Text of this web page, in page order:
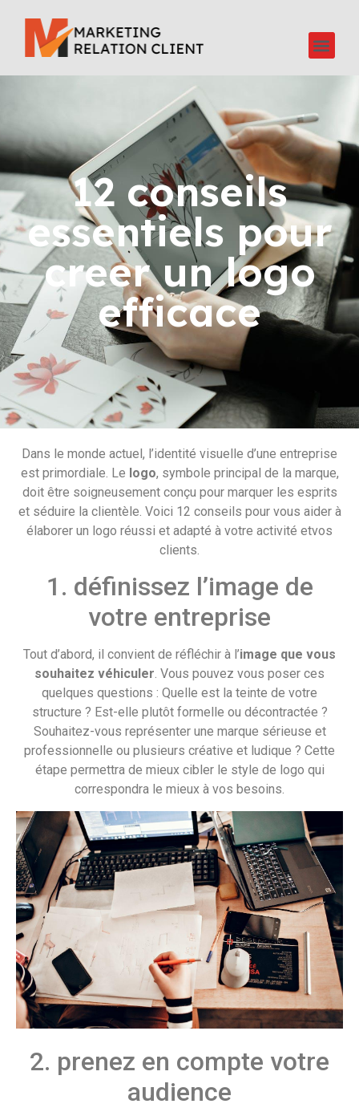
12 conseils
essentiels pour
creer un logo
efficace
Dans le monde actuel, l’identité visuelle d’une entreprise
est primordiale. Le logo, symbole principal de la marque,
doit être soigneusement conçu pour marquer les esprits
et séduire la clientèle. Voici 12 conseils pour vous aider à
élaborer un logo réussi et adapté à votre activité etvos
clients.
1. définissez l’image de
votre entreprise
Tout d’abord, il convient de réfléchir à l’image que vous
souhaitez véhiculer. Vous pouvez vous poser ces
quelques questions : Quelle est la teinte de votre
structure ? Est-elle plutôt formelle ou décontractée ?
Souhaitez-vous représenter une marque sérieuse et
professionnelle ou plusieurs créative et ludique ? Cette
étape permettra de mieux cibler le style de logo qui
correspondra le mieux à vos besoins.
2. prenez en compte votre
audience